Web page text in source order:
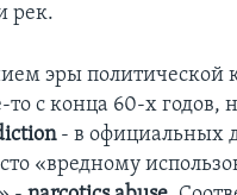
рек.
эры политической
то с конца 60-х годов,
- в официальных
«вредному